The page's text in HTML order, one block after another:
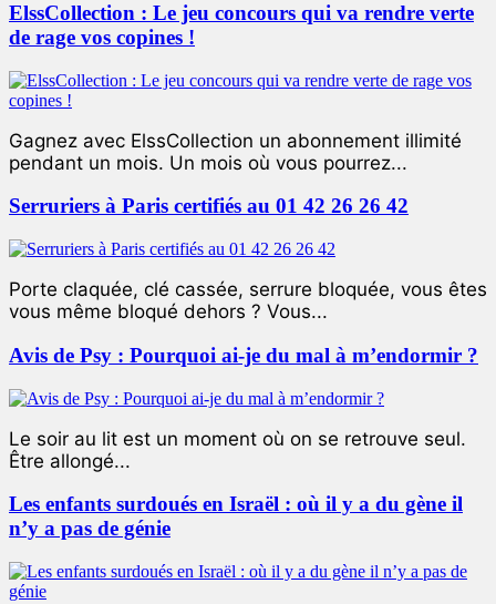
ElssCollection : Le jeu concours qui va rendre verte
de rage vos copines !
Gagnez avec ElssCollection un abonnement illimité
pendant un mois. Un mois où vous pourrez...
Serruriers à Paris certifiés au 01 42 26 26 42
Porte claquée, clé cassée, serrure bloquée, vous êtes
vous même bloqué dehors ? Vous...
Avis de Psy : Pourquoi ai-je du mal à m’endormir ?
Le soir au lit est un moment où on se retrouve seul.
Être allongé...
Les enfants surdoués en Israël : où il y a du gène il
n’y a pas de génie